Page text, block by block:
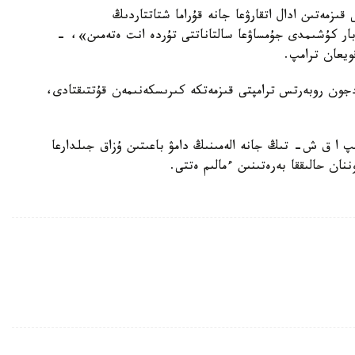
ادال اتقارۋعا جانە قۇراما شتاتتاردىڭ
بار كۇشىمدى جۇمساۋعا سالتاناتتى تۇردە انت ەتەمىن»، -
ترامپ.
روبەرتس ترامپتى قىزمەتكە كىرىسكەنىمەن قۇتتىقتادى،
ا ق ش- تىڭ جانە الەمىنىڭ دامۋ باعىتىن ۇزاق جىلدارعا
حالىققا بەرەتىنىن ءمالىم ەتتى.